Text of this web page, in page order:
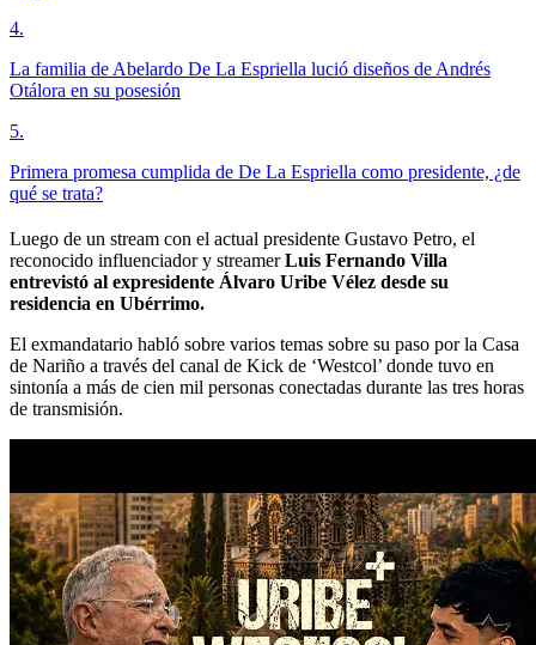
4.
La familia de Abelardo De La Espriella lució diseños de Andrés
Otálora en su posesión
5.
Primera promesa cumplida de De La Espriella como presidente, ¿de
qué se trata?
Luego de un stream con el actual presidente Gustavo Petro, el
reconocido influenciador y streamerLuis Fernando Villa
entrevistó al expresidente Álvaro Uribe Vélez desde su
residencia en Ubérrimo.
El exmandatario habló sobre varios temas sobre su paso por la Casa
de Nariño a través del canal de Kick de ‘Westcol’ donde tuvo en
sintonía a más de cien mil personas conectadas durante las tres horas
de transmisión.